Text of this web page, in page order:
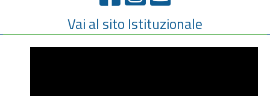
Vai al sito Istituzionale